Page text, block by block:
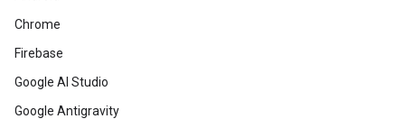
Chrome
Firebase
Google AI Studio
Google Antigravity